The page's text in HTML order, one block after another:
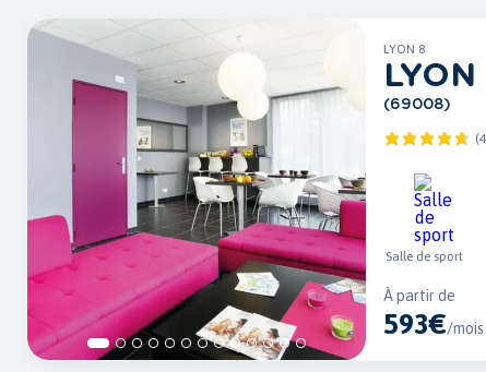
LYON 8
LYON
(69008)
Salle de sport
À partir de
593€/mois